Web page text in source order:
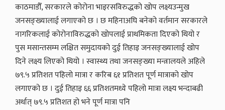
काठमाडौँ, सरकारले कोरोना भाइरसविरुद्धको खोप लक्ष्यउन्मुख
जनसङ्ख्यालाई लगाएको छ । छ महिनाअघि बनेको वर्तमान सरकारले
नागरिकलाई कोरोनाविरुद्धको खोपलाई प्राथमिकता दिएको थियो र
पुस मसान्तसम्म लक्षित समुदायको दुई तिहाइ जनसङ्ख्यालाई खोप
दिने लक्ष्य लिएको थियो । स्वास्थ्य तथा जनसङ्ख्या मन्त्रालयले अहिले
७९.५ प्रतिशत पहिलो मात्रा र करिब ६१ प्रतिशत पूर्ण मात्राको खोप
लगाएको छ । दुई तिहाइ ६६ प्रतिशतमध्ये पहिलो मात्रा लक्ष्य भन्दाबढी
अर्थात् ७९.५ प्रतिशत हो भने पूर्ण मात्रा पनि